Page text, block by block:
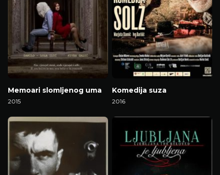
Memoari slomljenog uma
2015
Komedija suza
2016